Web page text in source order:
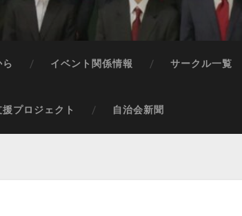
イベント関係情報 サークル一覧
プロジェクト 自治会新聞